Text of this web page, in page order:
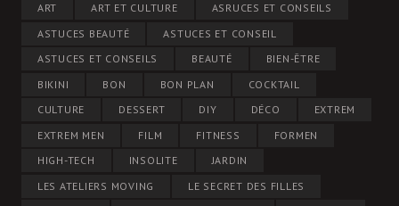
ART ART ET CULTURE
ASRUCES ET CONSEILS
ASTUCES BEAUTÉ
ASTUCES ET CONSEIL
ASTUCES ET CONSEILS
BEAUTÉ
BIEN-ÊTRE
BIKINI
BON BON PLAN
COCKTAIL
CULTURE
DESSERT DIY DÉCO
EXTREM
EXTREM MEN
FILM FITNESS
FORMEN
HIGH-TECH
INSOLITE
JARDIN
LES ATELIERS MOVING
LE SECRET DES FILLES